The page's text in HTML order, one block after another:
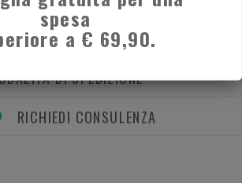
DESCRIZIONE
DI SPEDIZIONE
RICHIEDI CONSULENZA
spesa
a € 69,90.